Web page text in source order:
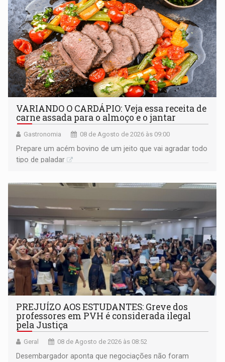
VARIANDO O CARDÁPIO: Veja essa receita de
carne assada para o almoço e o jantar
Gastronomia 08 de Agosto de 2026 às 09:00
Prepare um acém bovino de um jeito que vai agradar todo
tipo de paladar
PREJUÍZO AOS ESTUDANTES: Greve dos
professores em PVH é considerada ilegal
pela Justiça
Geral 08 de Agosto de 2026 às 08:52
Desembargador aponta que negociações não foram